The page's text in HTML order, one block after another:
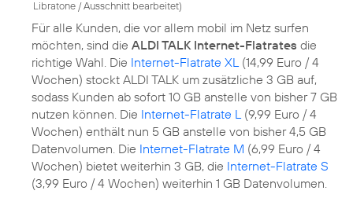
Libratone / Ausschnitt bearbeitet)
Für alle Kunden, die vor allem mobil im Netz surfen
möchten, sind die ALDI TALK Internet-Flatrates die
richtige Wahl. Die Internet-Flatrate XL(14,99 Euro / 4
Wochen) stockt ALDI TALK um zusätzliche 3 GB auf,
sodass Kunden ab sofort 10 GB anstelle von bisher 7 GB
nutzen können. Die Internet-Flatrate L(9,99 Euro / 4
Wochen) enthält nun 5 GB anstelle von bisher 4,5 GB
Datenvolumen. Die Internet-Flatrate M (6,99 Euro / 4
Wochen) bietet weiterhin 3 GB, die Internet-Flatrate S
(3,99 Euro / 4 Wochen) weiterhin 1 GB Datenvolumen.